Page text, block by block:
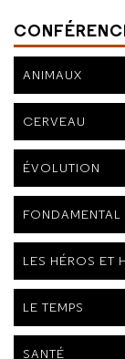
ANIMAUX
CERVEAU
ÉVOLUTION
FONDAMENTAL
LES HÉROS ET
LE TEMPS
SANTÉ